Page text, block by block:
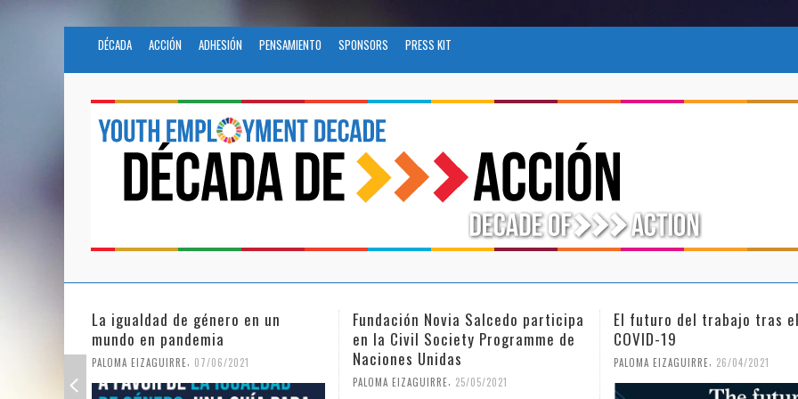
DÉCADA ACCIÓN ADHESIÓN PENSAMIENTO SPONSORS PRESS KIT
Fundación Novia Salcedo participa
en la Civil Society Programme de
Naciones Unidas
PALOMA EIZAGUIRRE, 25/05/2021
El futuro del trabajo tras el
COVID-19
PALOMA EIZAGUIRRE, 26/04/2021
Día Internacional de la
Niña en la Ciencia
PALOMA EIZAGUIRRE 18/02/2021